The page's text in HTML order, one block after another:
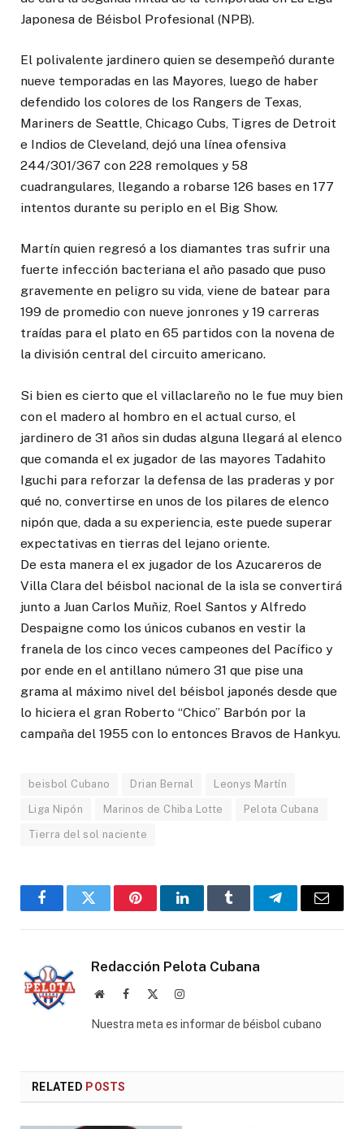
Japonesa de Béisbol Profesional (NPB).
El polivalente jardinero quien se desempeñó durante
nueve temporadas en las Mayores, luego de haber
defendido los colores de los Rangers de Texas,
Mariners de Seattle, Chicago Cubs, Tigres de Detroit
e Indios de Cleveland, dejó una línea ofensiva
244/301/367 con 228 remolques y 58
cuadrangulares, llegando a robarse 126 bases en 177
intentos durante su periplo en el Big Show.
Martín quien regresó a los diamantes tras sufrir una
fuerte infección bacteriana el año pasado que puso
gravemente en peligro su vida, viene de batear para
199 de promedio con nueve jonrones y 19 carreras
traídas para el plato en 65 partidos con la novena de
la división central del circuito americano.
Si bien es cierto que el villaclareño no le fue muy bien
con el madero al hombro en el actual curso, el
jardinero de 31 años sin dudas alguna llegará al elenco
que comanda el ex jugador de las mayores Tadahito
Iguchi para reforzar la defensa de las praderas y por
qué no, convertirse en unos de los pilares de elenco
nipón que, dada a su experiencia, este puede superar
expectativas en tierras del lejano oriente.
De esta manera el ex jugador de los Azucareros de
Villa Clara del béisbol nacional de la isla se convertirá
junto a Juan Carlos Muñiz, Roel Santos y Alfredo
Despaigne como los únicos cubanos en vestir la
franela de los cinco veces campeones del Pacífico y
por ende en el antillano número 31 que pise una
grama al máximo nivel del béisbol japonés desde que
lo hiciera el gran Roberto “Chico” Barbón por la
campaña del 1955 con lo entonces Bravos de Hankyu.
beisbol Cubano Drian Bernal Leonys Martín
Liga Nipón Marinos de Chiba Lotte Pelota Cubana
Tierra del sol naciente
FacebookTwitter PinterestLinkedInTumblr TelegramEmail
Redacción Pelota Cubana
WebsiteFacebook Instagram
Nuestra meta es informar de béisbol cubano
RELATED POSTS